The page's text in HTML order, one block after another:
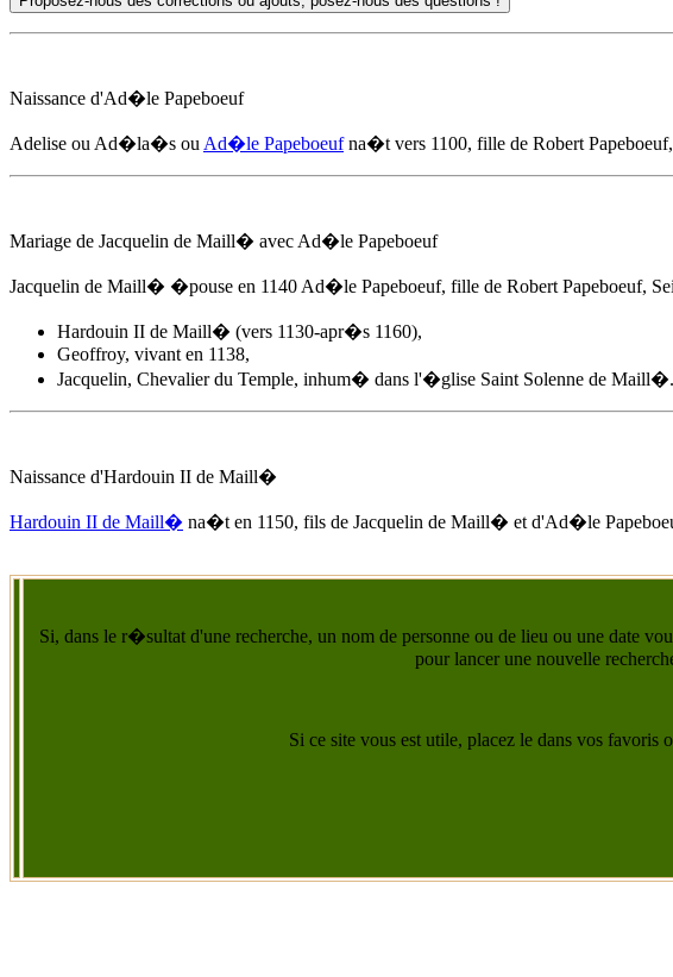
Naissance d'Ad�le Papeboeuf
Adelise ou Ad�la�s ou Ad�le Papeboeufna�t vers 1100, fille de Robert
Mariage de Jacquelin de Maill� avec Ad�le Papeboeuf
Jacquelin de Maill� �pouse en 1140 Ad�le Papeboeuf, fille de Robert Papeboeuf,
Hardouin II de Maill� (vers 1130-apr�s 1160),
Geoffroy, vivant en 1138,
Jacquelin, Chevalier du Temple, inhum� dans l'�glise Saint Solenne de Maill�.
Naissance d'Hardouin II de Maill�
Hardouin II de Maill� na�t en 1150, fils de Jacquelin de Maill� et d'Ad�le
Si, dans le r�sultat d'une recherche, un nom de personne ou de lieu ou une date
pour lancer une nouvelle
Si ce site vous est utile, placez le dans vos favoris